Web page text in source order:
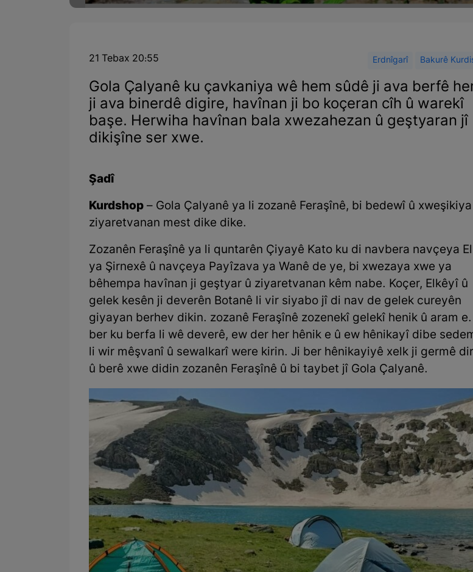
21 Tebax 20:55 Erdnîgarî Bakurê
Gola Çalyanê ku çavkaniya wê hem sûdê ji ava berfê
ji ava binerdê digire, havînan ji bo koçeran cîh û warekî
başe. Herwiha havînan bala xwezahezan û geştyaran jî
dikişîne ser xwe.
Şadî
Kurdshop – Gola Çalyanê ya li zozanê Feraşînê, bi bedewî û
ziyaretvanan mest dike dike.
Zozanên Feraşînê ya li quntarên Çiyayê Kato ku di navbera navçeya
ya Şirnexê û navçeya Payîzava ya Wanê de ye, bi xwezaya xwe ya
bêhempa havînan ji geştyar û ziyaretvanan kêm nabe. Koçer, Elkêyî û
gelek kesên ji deverên Botanê li vir siyabo jî di nav de gelek cureyên
giyayan berhev dikin. zozanê Feraşînê zozenekî gelekî henik û aram
ber ku berfa li wê deverê, ew der her hênik e û ew hênikayî dibe
li wir mêşvanî û sewalkarî were kirin. Ji ber hênikayiyê xelk ji germê
û berê xwe didin zozanên Feraşînê û bi taybet jî Gola Çalyanê.